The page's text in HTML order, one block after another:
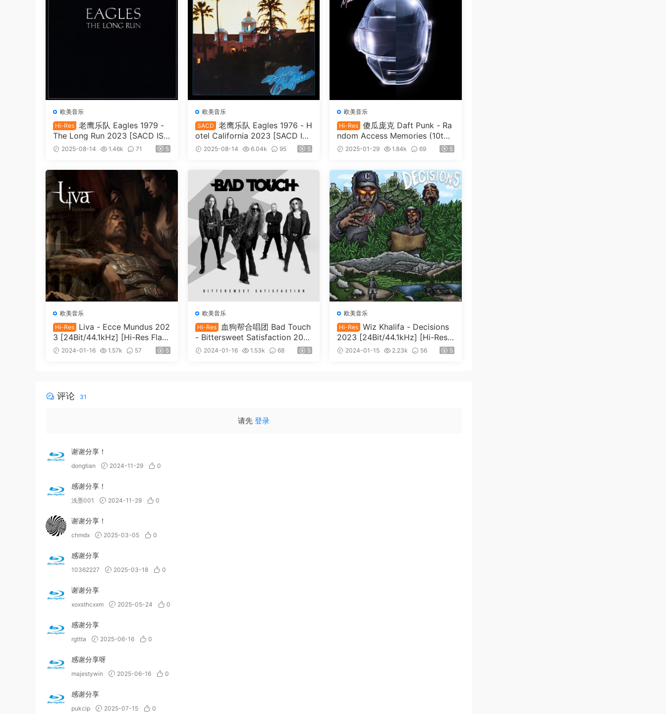
欧美音乐
Hi-Res 老鹰乐队 Eagles 1979 -
The Long Run 2023 [SACD ISO
1.71GB]
2025-08-14 1.46k 71 5
欧美音乐
SACD
老鹰乐队 Eagles 1976 - H
otel California 2023 [SACD IS
O 1.74GB]
2025-08-14 6.04k 95 5
欧美音乐
Hi-Res
傻瓜庞克 Daft Punk - Ra
ndom Access Memories (10th
Anniversary Edition) 2023 [24
Bit/88.2kHz] [Hi-Res Flac 2.10
2025-01-29 1.84k 69 5
欧美音乐
Hi-Res
Liva - Ecce Mundus 202
3 [24Bit/44.1kHz] [Hi-Res Flac
690M]
2024-01-16 1.57k 57 5
欧美音乐
Hi-Res
血狗帮合唱团 Bad Touch
- Bittersweet Satisfaction 202
3 [24Bit/48kHz] [Hi-Res Flac 4
2024-01-16 1.53k 68 5
欧美音乐
Hi-Res
Wiz Khalifa - Decisions
2023 [24Bit/44.1kHz] [Hi-Res
Flac 396MB]
2024-01-15 2.23k 56 5
评论 31
请先 登录
谢谢分享！
dongtian 2024-11-29 0
感谢分享！
浅墨001 2024-11-29 0
谢谢分享！
chmdx 2025-03-05 0
感谢分享
10362227 2025-03-18 0
谢谢分享
xoxsthcxxm 2025-05-24 0
感谢分享
rgttta 2025-06-16 0
感谢分享呀
majestywin 2025-06-16 0
感谢分享
pukcip 2025-07-15 0